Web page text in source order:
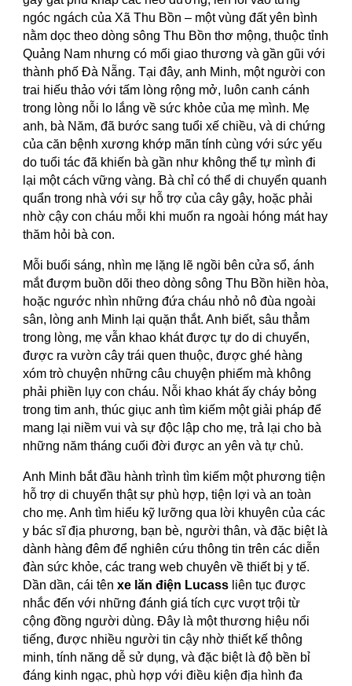
ngóc ngách của Xã Thu Bồn – một vùng đất yên bình
nằm dọc theo dòng sông Thu Bồn thơ mộng, thuộc tỉnh
Quảng Nam nhưng có mối giao thương và gần gũi với
thành phố Đà Nẵng. Tại đây, anh Minh, một người con
trai hiếu thảo với tấm lòng rộng mở, luôn canh cánh
trong lòng nỗi lo lắng về sức khỏe của mẹ mình. Mẹ
anh, bà Năm, đã bước sang tuổi xế chiều, và di chứng
của căn bệnh xương khớp mãn tính cùng với sức yếu
do tuổi tác đã khiến bà gần như không thể tự mình đi
lại một cách vững vàng. Bà chỉ có thể di chuyển quanh
quẩn trong nhà với sự hỗ trợ của cây gậy, hoặc phải
nhờ cậy con cháu mỗi khi muốn ra ngoài hóng mát hay
thăm hỏi bà con.
Mỗi buổi sáng, nhìn mẹ lặng lẽ ngồi bên cửa sổ, ánh
mắt đượm buồn dõi theo dòng sông Thu Bồn hiền hòa,
hoặc ngước nhìn những đứa cháu nhỏ nô đùa ngoài
sân, lòng anh Minh lại quặn thắt. Anh biết, sâu thẳm
trong lòng, mẹ vẫn khao khát được tự do di chuyển,
được ra vườn cây trái quen thuộc, được ghé hàng
xóm trò chuyện những câu chuyện phiếm mà không
phải phiền lụy con cháu. Nỗi khao khát ấy cháy bỏng
trong tim anh, thúc giục anh tìm kiếm một giải pháp để
mang lại niềm vui và sự độc lập cho mẹ, trả lại cho bà
những năm tháng cuối đời được an yên và tự chủ.
Anh Minh bắt đầu hành trình tìm kiếm một phương tiện
hỗ trợ di chuyển thật sự phù hợp, tiện lợi và an toàn
cho mẹ. Anh tìm hiểu kỹ lưỡng qua lời khuyên của các
y bác sĩ địa phương, bạn bè, người thân, và đặc biệt là
dành hàng đêm để nghiên cứu thông tin trên các diễn
đàn sức khỏe, các trang web chuyên về thiết bị y tế.
Dần dần, cái tênxe lăn điện Lucass liên tục được
nhắc đến với những đánh giá tích cực vượt trội từ
cộng đồng người dùng. Đây là một thương hiệu nổi
tiếng, được nhiều người tin cậy nhờ thiết kế thông
minh, tính năng dễ sử dụng, và đặc biệt là độ bền bỉ
đáng kinh ngạc, phù hợp với điều kiện địa hình đa